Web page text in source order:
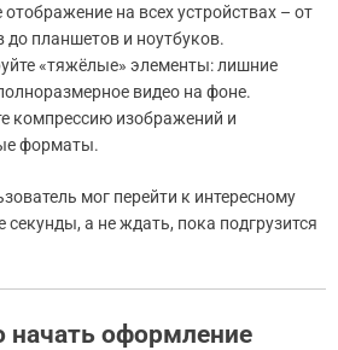
отображение на всех устройствах – от
до планшетов и ноутбуков.
«тяжёлые» элементы: лишние
видео на фоне.
компрессию изображений и
форматы.
мог перейти к интересному
секунды, а не ждать, пока подгрузится
начать оформление